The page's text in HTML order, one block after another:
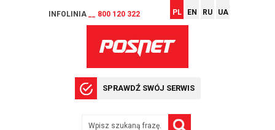
INFOLINIA __ 800 120 322 PL EN RU UA
SPRAWDŹ SWÓJ SERWIS